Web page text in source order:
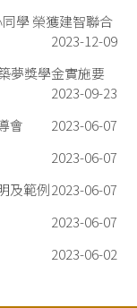
學 榮獲建智聯合
2023-12-09
夢獎學金實施要
2023-09-23
會
2023-06-07
2023-06-07
及範例2023-06-07
2023-06-07
2023-06-02